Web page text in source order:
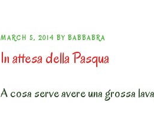
POSTED
ON
MARCH 5, 2014 BY BABBABRA
In attesa della Pasqua
A cosa serve avere una grossa